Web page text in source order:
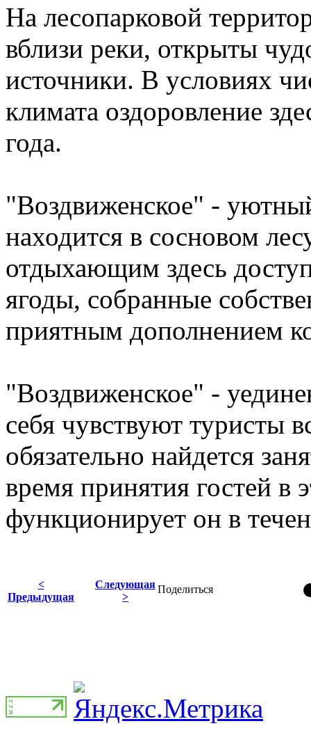
На лесопарковой
вблизи реки, открыты
источники. В условиях
климата оздоровление
года.
"Воздвиженское" -
находится в сосновом
отдыхающим здесь
ягоды, собранные
приятным дополнением
"Воздвиженское" -
себя чувствуют туристы
обязательно найдется
время принятия гостей в
функционирует он в
Поделиться
<
Предыдущая
Следующая
>